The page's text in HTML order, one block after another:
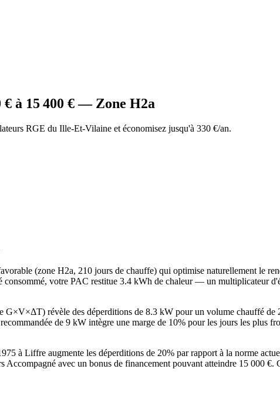
€ à 15 400 € — Zone H2a
RGE du Ille-Et-Vilaine et économisez jusqu'à 330 €/an.
(zone H2a, 210 jours de chauffe) qui optimise naturellement le
votre PAC restitue 3.4 kWh de chaleur — un multiplicateur
G×V×ΔT) révèle des déperditions de 8.3 kW pour un volume chauffé
de 9 kW intègre une marge de 10% pour les jours les plus
à Liffre augmente les déperditions de 20% par rapport à la norme
avec un bonus de financement pouvant atteindre 15 000 €.